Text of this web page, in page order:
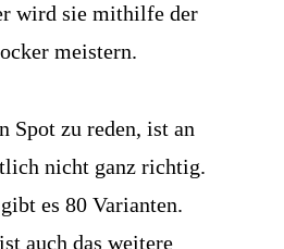
wird sie mithilfe der
meistern.
Spot zu reden, ist an
nicht ganz richtig.
es 80 Varianten.
auch das weitere